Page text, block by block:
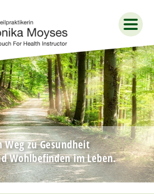
Weg zu Gesundheit
Wohlbefinden im Leben.